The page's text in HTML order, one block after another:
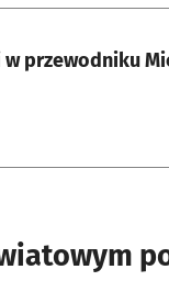
przewodniku